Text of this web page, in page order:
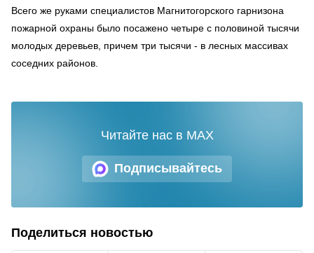
Всего же руками специалистов Магнитогорского гарнизона
пожарной охраны было посажено четыре с половиной тысячи
молодых деревьев, причем три тысячи - в лесных массивах
соседних районов.
Подписывайтесь
Читайте нас в MAX
Поделиться новостью